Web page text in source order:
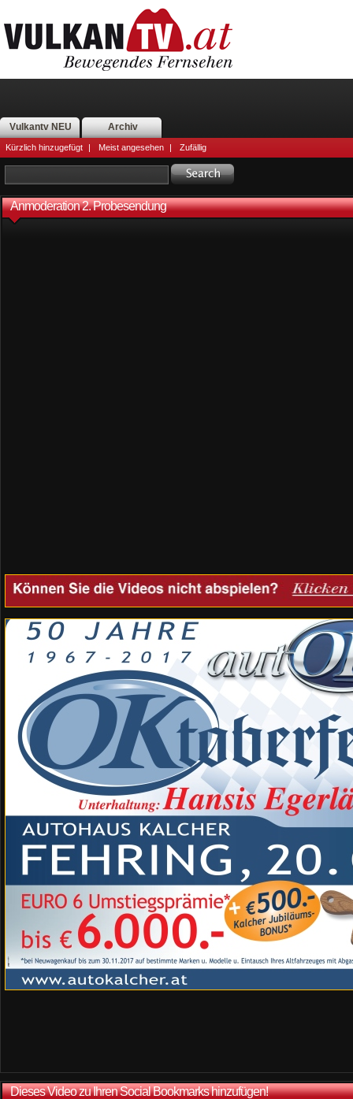
Vulkantv NEU Archiv
Kürzlich hinzugefügt | Meist angesehen | Zufällig
Anmoderation 2. Probesendung
Dieses Video zu Ihren Social Bookmarks hinzufügen!